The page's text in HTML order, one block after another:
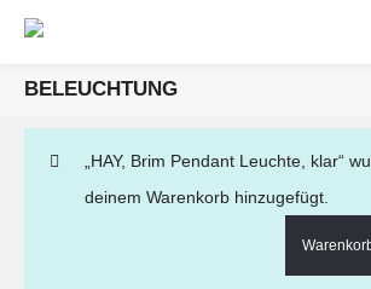
BELEUCHTUNG
„HAY, Brim Pendant Leuchte, klar“
deinem Warenkorb hinzugefügt.